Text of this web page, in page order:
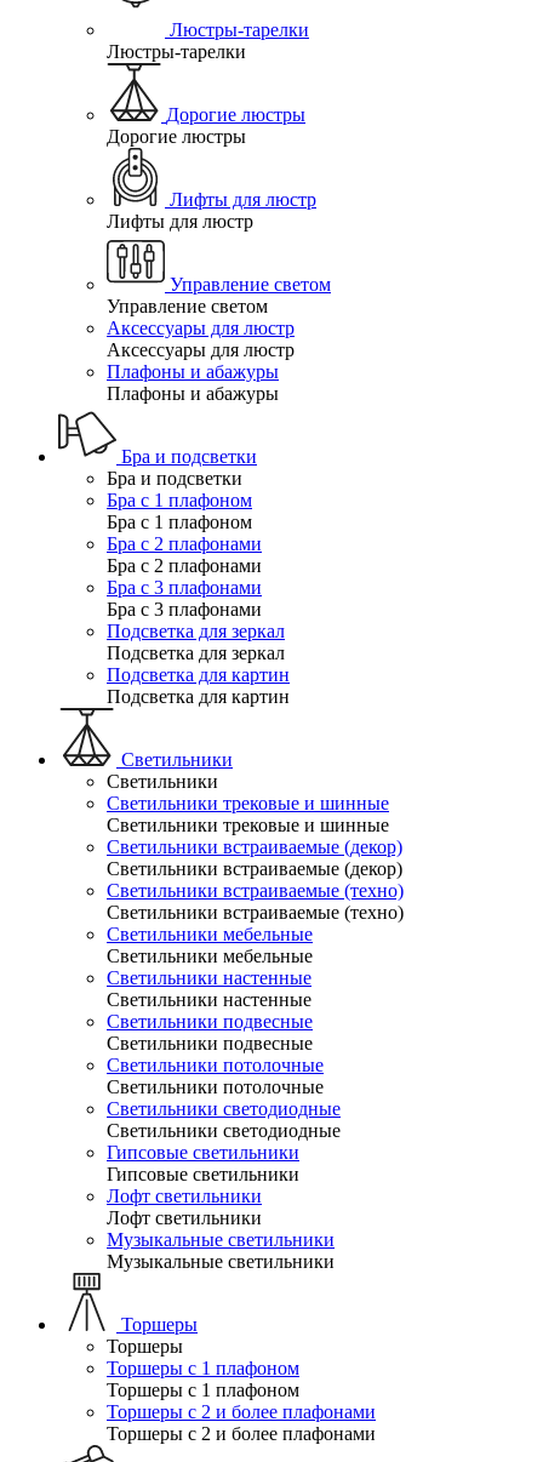
Люстры-тарелки
Люстры-тарелки
Дорогие люстры
Дорогие люстры
Лифты для люстр
Лифты для люстр
Управление светом
Управление светом
Аксессуары для люстр
Аксессуары для люстр
Плафоны и абажуры
Плафоны и абажуры
Бра и подсветки
Бра и подсветки
Бра с 1 плафоном
Бра с 1 плафоном
Бра с 2 плафонами
Бра с 2 плафонами
Бра с 3 плафонами
Бра с 3 плафонами
Подсветка для зеркал
Подсветка для зеркал
Подсветка для картин
Подсветка для картин
Светильники
Светильники
Светильники трековые и шинные
Светильники трековые и шинные
Светильники встраиваемые (декор)
Светильники встраиваемые (декор)
Светильники встраиваемые (техно)
Светильники встраиваемые (техно)
Светильники мебельные
Светильники мебельные
Светильники настенные
Светильники настенные
Светильники подвесные
Светильники подвесные
Светильники потолочные
Светильники потолочные
Светильники светодиодные
Светильники светодиодные
Гипсовые светильники
Гипсовые светильники
Лофт светильники
Лофт светильники
Музыкальные светильники
Музыкальные светильники
Торшеры
Торшеры
Торшеры с 1 плафоном
Торшеры с 1 плафоном
Торшеры с 2 и более плафонами
Торшеры с 2 и более плафонами